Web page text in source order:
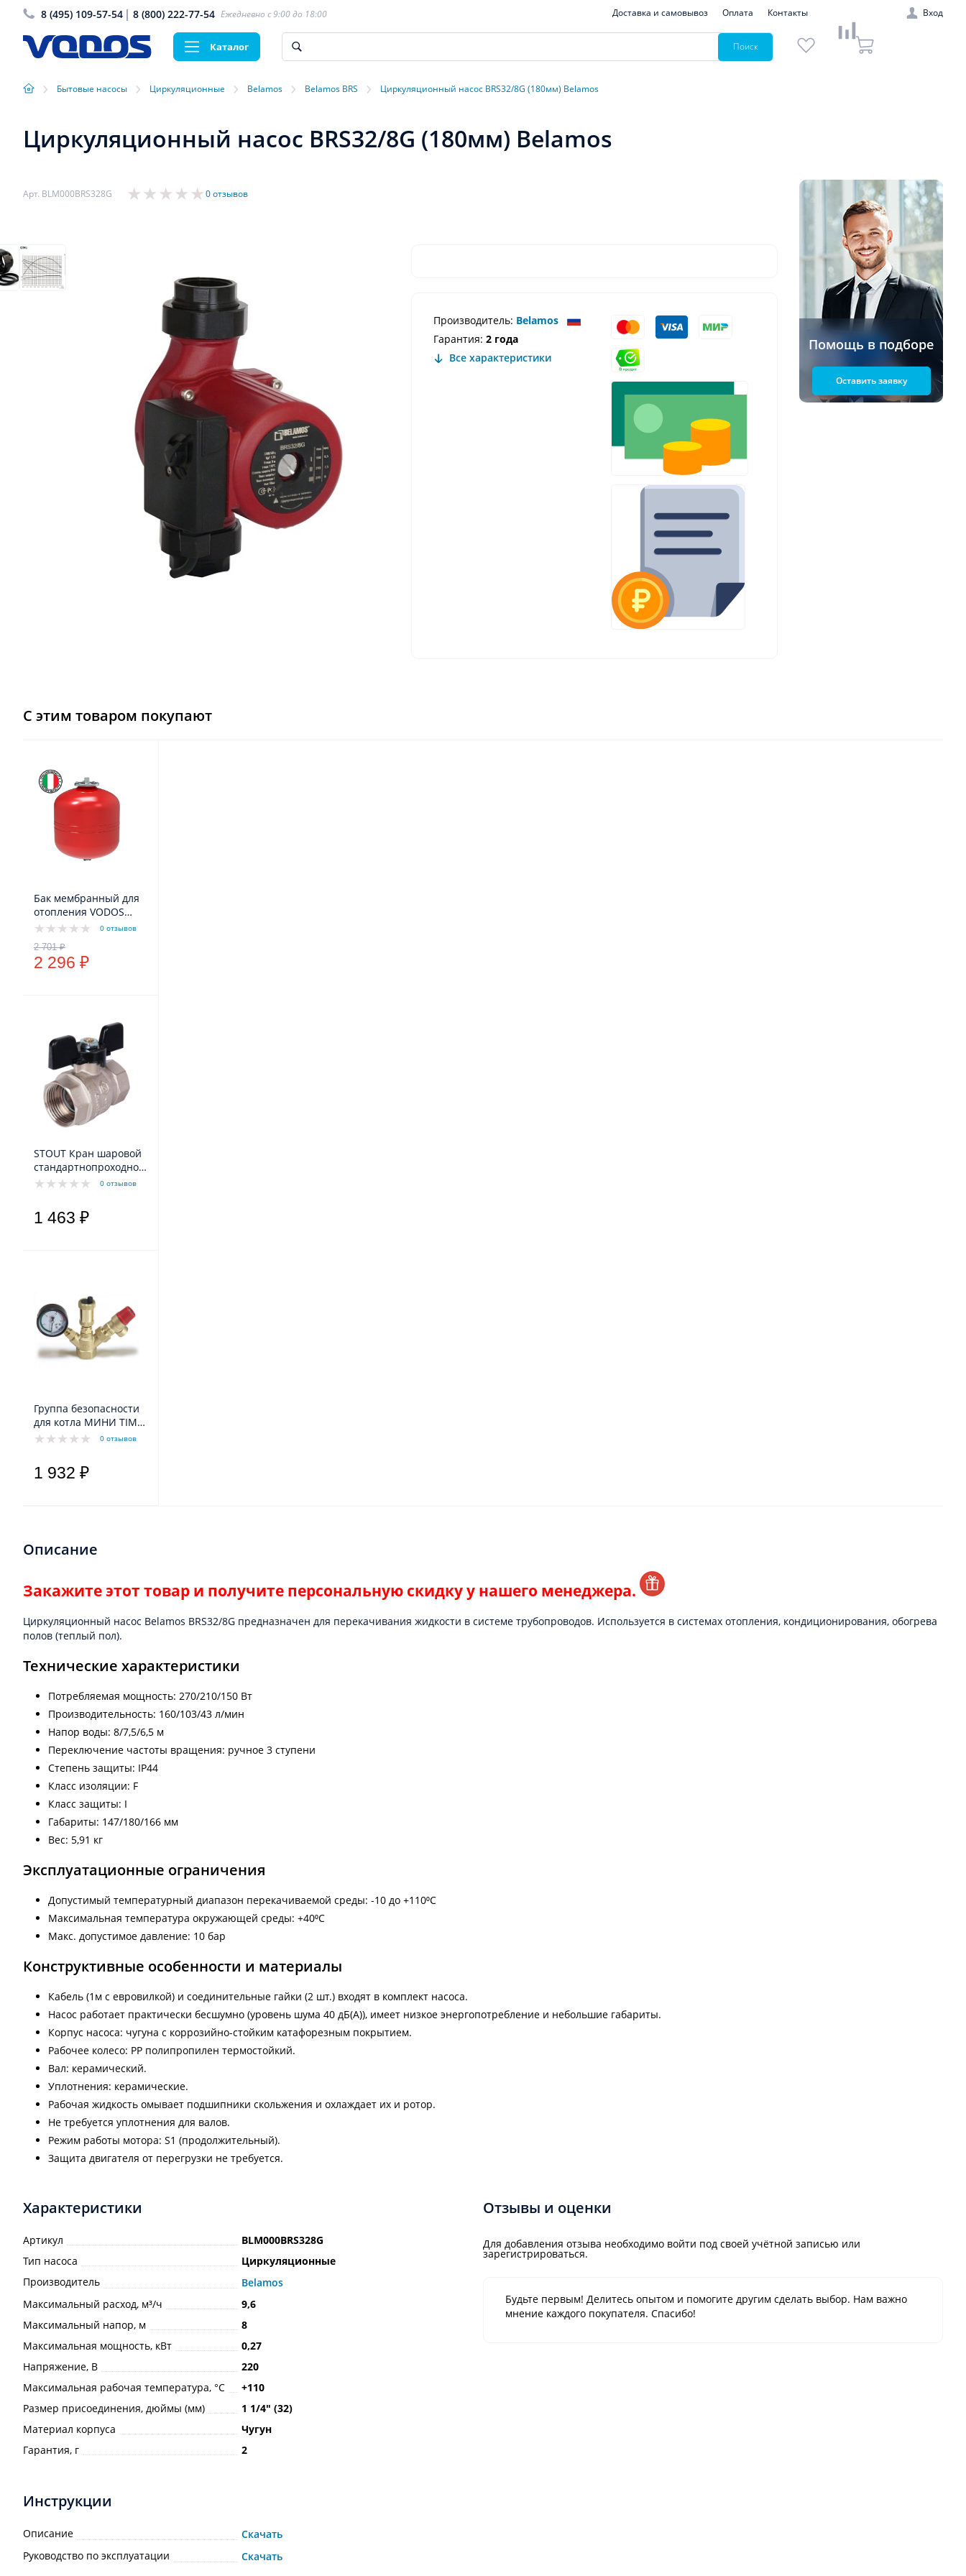
8 (495) 109-57-54 8 (800) 222-77-54 Ежедневно с 9:00 до 18:00 Доставка и самовывоз Оплата Контакты Вход
Каталог Поиск
› Бытовые насосы › Циркуляционные › Belamos › Belamos BRS › Циркуляционный насос BRS32/8G (180мм) Belamos
Циркуляционный насос BRS32/8G (180мм) Belamos
Арт. BLM000BRS328G 0 отзывов
Производитель: Belamos
Гарантия: 2 года
Все характеристики
Помощь в подборе
Оставить заявку
С этим товаром покупают
Бак мембранный для
отопления VODOS
HEAT 8л ( 5bar, G 3/4
0 отзывов
2 296 ₽
STOUT Кран шаровой
стандартнопроходной,
ВР/ВР, ручка бабочка
0 отзывов
1 463 ₽
Группа безопасности
для котла МИНИ TIM
JH1024-3, 3 бар0 отзывов
1 932 ₽
Описание
Закажите этот товар и получите персональную скидку у нашего менеджера.
Циркуляционный насос Belamos BRS32/8G предназначен для перекачивания жидкости в системе трубопроводов. Используется в системах отопления, кондиционирования, обогрева
полов (теплый пол).
Технические характеристики
Потребляемая мощность: 270/210/150 Вт
Производительность: 160/103/43 л/мин
Напор воды: 8/7,5/6,5 м
Переключение частоты вращения: ручное 3 ступени
Степень защиты: IP44
Класс изоляции: F
Класс защиты: I
Габариты: 147/180/166 мм
Вес: 5,91 кг
Эксплуатационные ограничения
Допустимый температурный диапазон перекачиваемой среды: -10 до +110⁰С
Максимальная температура окружающей среды: +40⁰С
Макс. допустимое давление: 10 бар
Конструктивные особенности и материалы
Кабель (1м с евровилкой) и соединительные гайки (2 шт.) входят в комплект насоса.
Насос работает практически бесшумно (уровень шума 40 дБ(А)), имеет низкое энергопотребление и небольшие габариты.
Корпус насоса: чугуна с коррозийно-стойким катафорезным покрытием.
Рабочее колесо: PP полипропилен термостойкий.
Вал: керамический.
Уплотнения: керамические.
Рабочая жидкость омывает подшипники скольжения и охлаждает их и ротор.
Не требуется уплотнения для валов.
Режим работы мотора: S1 (продолжительный).
Защита двигателя от перегрузки не требуется.
Характеристики
Артикул
BLM000BRS328G
Тип насоса
Циркуляционные
Производитель
Belamos
Максимальный расход, м³/ч
9,6
Максимальный напор, м
8
Максимальная мощность, кВт
0,27
Напряжение, В
220
Максимальная рабочая температура, °С
+110
Размер присоединения, дюймы (мм)
1 1/4ʺ (32)
Материал корпуса
Чугун
Гарантия, г
2
Инструкции
Описание
Скачать
Руководство по эксплуатации
Скачать
Отзывы и оценки
Для добавления отзыва необходимо войти под своей учётной записью или
зарегистрироваться.
Будьте первым! Делитесь опытом и помогите другим сделать выбор. Нам важно
мнение каждого покупателя. Спасибо!